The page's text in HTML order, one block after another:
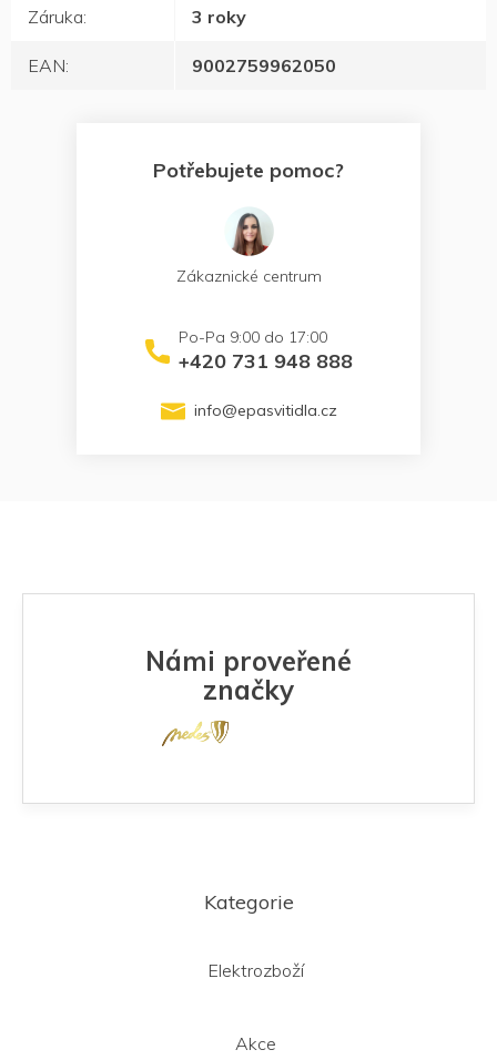
Záruka: 3 roky
EAN: 9002759962050
Potřebujete pomoc?
Zákaznické centrum
+420 731 948 888
info@epasvitidla.cz
Námi proveřené
značky
Kategorie
Elektrozboží
Akce